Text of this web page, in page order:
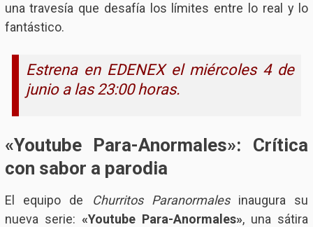
una travesía que desafía los límites entre lo real y lo
fantástico.
Estrena en EDENEX el miércoles 4 de
junio a las 23:00 horas.
«Youtube Para-Anormales»: Crítica
con sabor a parodia
El equipo de Churritos Paranormalesinaugura su
nueva serie: «Youtube Para-Anormales», una sátira